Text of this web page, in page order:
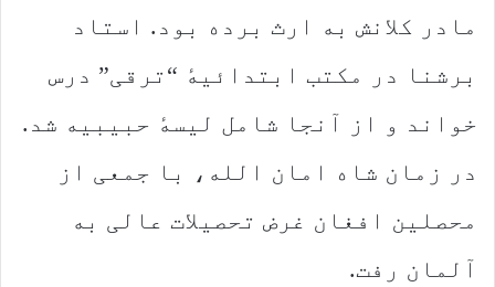
مادر کلانش به ارث برده بود. استاد
برشنا در مکتب ابتدائیهٔ “ترقی” درس
خواند و از آنجا شامل لیسهٔ حبیبیه شد.
در زمان شاه امان الله، با جمعی از
محصلین افغان غرض تحصیلات عالی به
آلمان رفت.